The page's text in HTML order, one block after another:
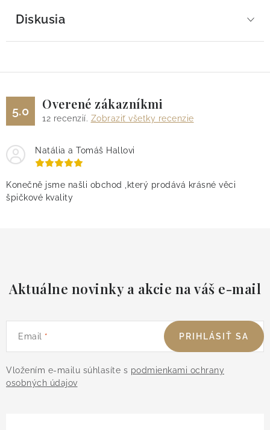
Diskusia
5.0 Overené zákazníkmi
12 recenzií. Zobraziť všetky recenzie
Natália a Tomáš Hallovi
Konečně jsme našli obchod ,který prodává krásné věci
špičkové kvality
Aktuálne novinky a akcie na váš e-mail
Email
Vložením e-mailu súhlasíte s podmienkami ochrany
osobných údajov
PRIHLÁSIŤ SA